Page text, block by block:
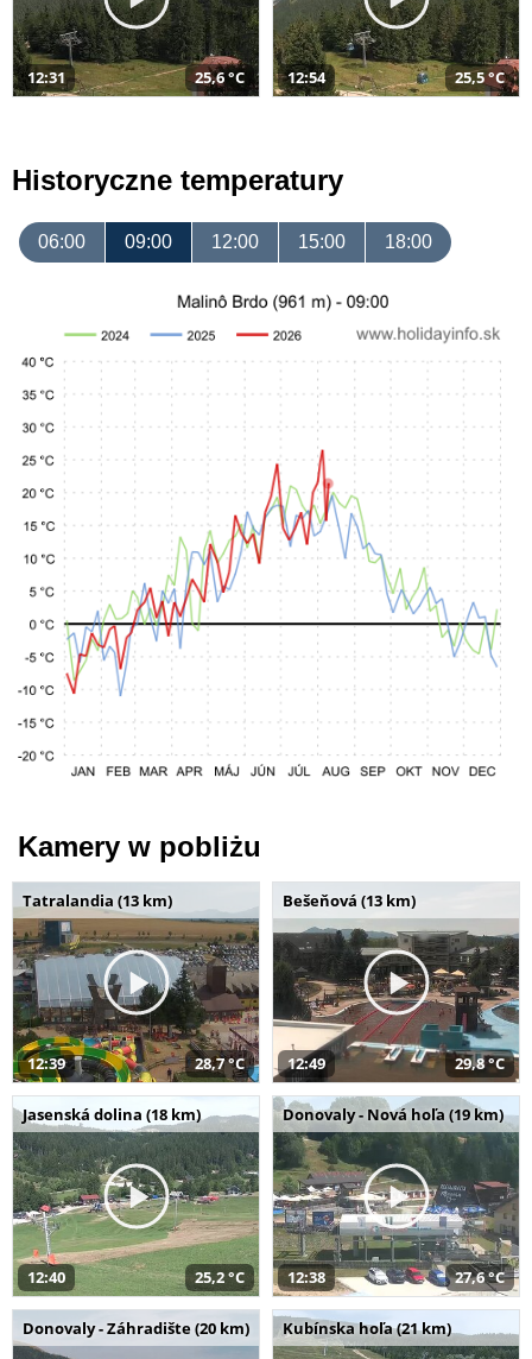
12:31 25,6 °C 12:54 25,5 °C
Historyczne temperatury
06:00 09:00 12:00 15:00 18:00
Kamery w pobliżu
Tatralandia (13 km)
12:39 28,7 °C
Bešeňová (13 km)
12:49 29,8 °C
Jasenská dolina (18 km)
12:40 25,2 °C
Donovaly - Nová hoľa (19 km)
12:38 27,6 °C
Donovaly - Záhradište (20 km) Kubínska hoľa (21 km)